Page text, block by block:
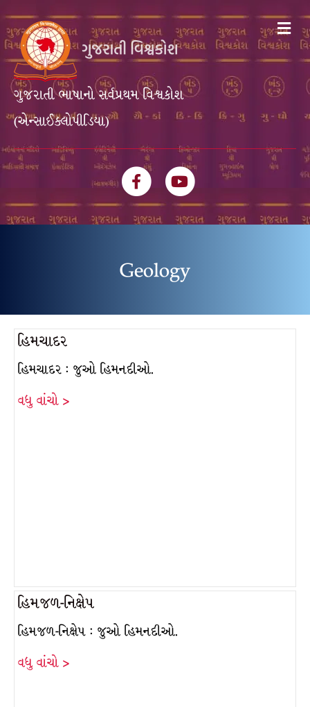
ગુજરાતી ભાષાનો સર્વપ્રથમ વિશ્વકોશ
(એન્સાઈક્લોપીડિયા)
FacebookYoutube
Geology
હિમચાદર
હિમચાદર : જુઓ હિમનદીઓ.
વધુ વાંચો >
હિમજળ-નિક્ષેપ
હિમજળ-નિક્ષેપ : જુઓ હિમનદીઓ.
વધુ વાંચો >